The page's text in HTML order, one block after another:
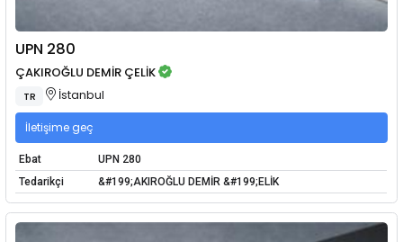
UPN 280
ÇAKIROĞLU DEMİR ÇELİK
TR İstanbul
İletişime geç
Ebat
UPN 280
Tedarikçi
&#199;AKIROĞLU DEMİR &#199;ELİK